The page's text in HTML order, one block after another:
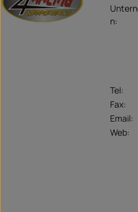
n:
Tel:
Fax:
Email:
Web: